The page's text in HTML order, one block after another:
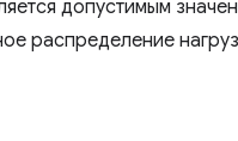
допустимым
распределение